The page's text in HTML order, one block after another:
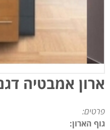
ארון אמבטיה
פרטים:
גוף הארון: